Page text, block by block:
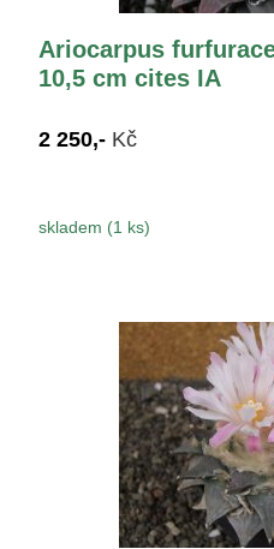
Ariocarpus
10,5 cm cites IA
2 250,- Kč
skladem (1 ks)